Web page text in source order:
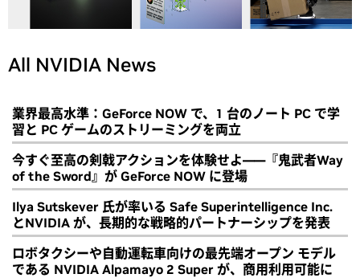
All NVIDIA News
業界最高水準：GeForce NOW で、1 台のノート PC で学
習と PC ゲームのストリーミングを両立
今すぐ至高の剣戟アクションを体験せよ――『鬼武者Way
of the Sword』が GeForce NOW に登場
Ilya Sutskever 氏が率いる Safe Superintelligence Inc.
とNVIDIA が、長期的な戦略的パートナーシップを発表
ロボタクシーや自動運転車向けの最先端オープン モデル
である NVIDIA Alpamayo 2 Super が、商用利用可能に